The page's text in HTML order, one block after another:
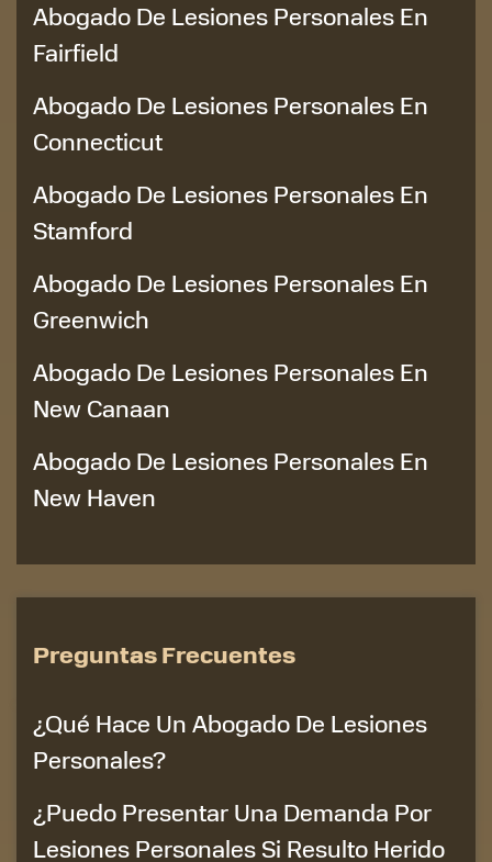
Abogado De Lesiones Personales En
Fairfield
Abogado De Lesiones Personales En
Connecticut
Abogado De Lesiones Personales En
Stamford
Abogado De Lesiones Personales En
Greenwich
Abogado De Lesiones Personales En
New Canaan
Abogado De Lesiones Personales En
New Haven
Preguntas Frecuentes
¿Qué Hace Un Abogado De Lesiones
Personales?
¿Puedo Presentar Una Demanda Por
Lesiones Personales Si Resulto Herido